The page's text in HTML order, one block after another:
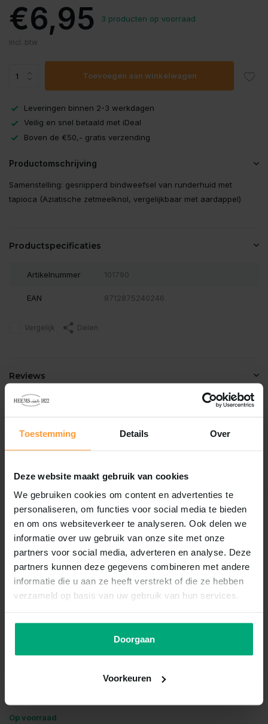
Toestemming Details Over
Deze website maakt gebruik van cookies
We gebruiken cookies om content en advertenties te
personaliseren, om functies voor social media te bieden
en om ons websiteverkeer te analyseren. Ook delen we
informatie over uw gebruik van onze site met onze
partners voor social media, adverteren en analyse. Deze
partners kunnen deze gegevens combineren met andere
informatie die u aan ze heeft verstrekt of die ze hebben
verzameld op basis van uw gebruik van hun services.
Doorgaan
Voorkeuren
€6,95 3 producten op voorraad
Incl. btw
Toevoegen aan winkelwagen
Leveringen binnen 2-3 werkdagen
Veilig en snel betaald met iDeal
Boven de €50,- gratis verzending
Productomschrijving
Samenstelling: gesnipperd bindweefsel van runderhuid met
tapioca (Aziatische zetmeelknol, vergelijkbaar met aardappel)
Productspecificaties
Artikelnummer 101790
EAN 8712875240246
Vergelijk Delen
Reviews
Recent bekeken
Landman
Op voorraad